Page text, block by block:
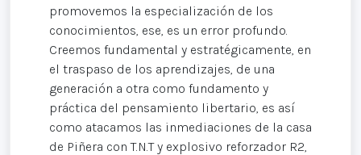
promovemos la especialización de los
conocimientos, ese, es un error profundo.
Creemos fundamental y estratégicamente, en
el traspaso de los aprendizajes, de una
generación a otra como fundamento y
práctica del pensamiento libertario, es así
como atacamos las inmediaciones de la casa
de Piñera con T.N.T y explosivo reforzador R2,